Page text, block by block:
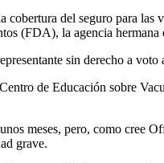
del seguro para
(FDA), la agencia
sin derecho a voto
de Educación sobre
meses, pero, como cree
grave.